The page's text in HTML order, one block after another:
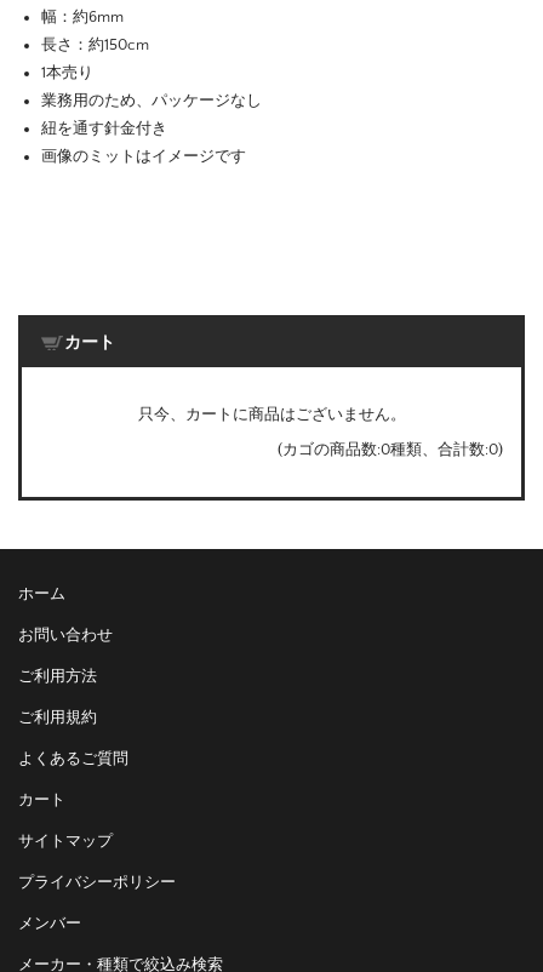
幅：約6mm
長さ：約150cm
1本売り
業務用のため、パッケージなし
紐を通す針金付き
画像のミットはイメージです
カート
只今、カートに商品はございません。
(カゴの商品数:0種類、合計数:0)
ホーム
お問い合わせ
ご利用方法
ご利用規約
よくあるご質問
カート
サイトマップ
プライバシーポリシー
メンバー
メーカー・種類で絞込み検索